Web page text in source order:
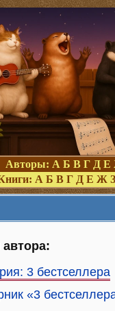
Авторы: А Б В Г Д Е
А Б В Г Д Е Ж З
автора:
3 бестселлера
«3